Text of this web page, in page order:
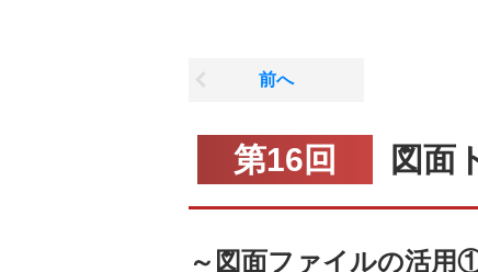
前へ
第16回 図面
～図面ファイルの活用